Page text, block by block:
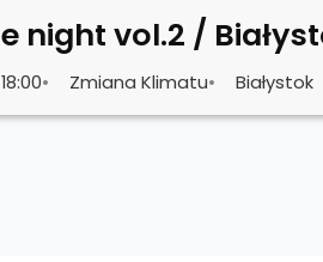
Współpraca
18:00• Zmiana Klimatu• Białystok